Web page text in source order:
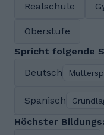
Realschule
Oberstufe
Spricht folgende
Deutsch
Spanisch
Höchster